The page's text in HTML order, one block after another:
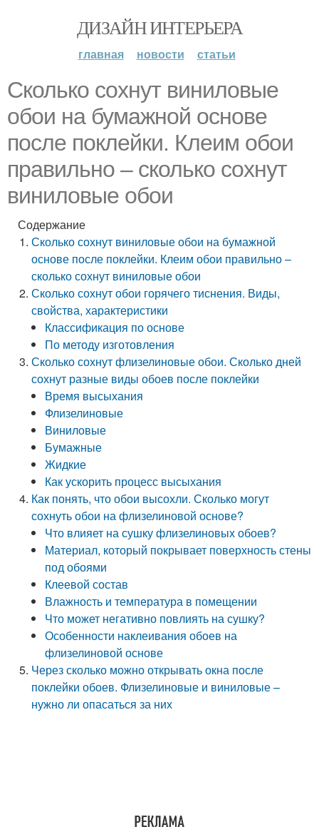
ДИЗАЙН ИНТЕРЬЕРА
главная новости статьи
Сколько сохнут виниловые
обои на бумажной основе
после поклейки. Клеим обои
правильно – сколько сохнут
виниловые обои
Содержание
Сколько сохнут виниловые обои на бумажной
основе после поклейки. Клеим обои правильно –
сколько сохнут виниловые обои
Сколько сохнут обои горячего тиснения. Виды,
свойства, характеристики
Классификация по основе
По методу изготовления
Сколько сохнут флизелиновые обои. Сколько дней
сохнут разные виды обоев после поклейки
Время высыхания
Флизелиновые
Виниловые
Бумажные
Жидкие
Как ускорить процесс высыхания
Как понять, что обои высохли. Сколько могут
сохнуть обои на флизелиновой основе?
Что влияет на сушку флизелиновых обоев?
Материал, который покрывает поверхность стены
под обоями
Клеевой состав
Влажность и температура в помещении
Что может негативно повлиять на сушку?
Особенности наклеивания обоев на
флизелиновой основе
Через сколько можно открывать окна после
поклейки обоев. Флизелиновые и виниловые –
нужно ли опасаться за них